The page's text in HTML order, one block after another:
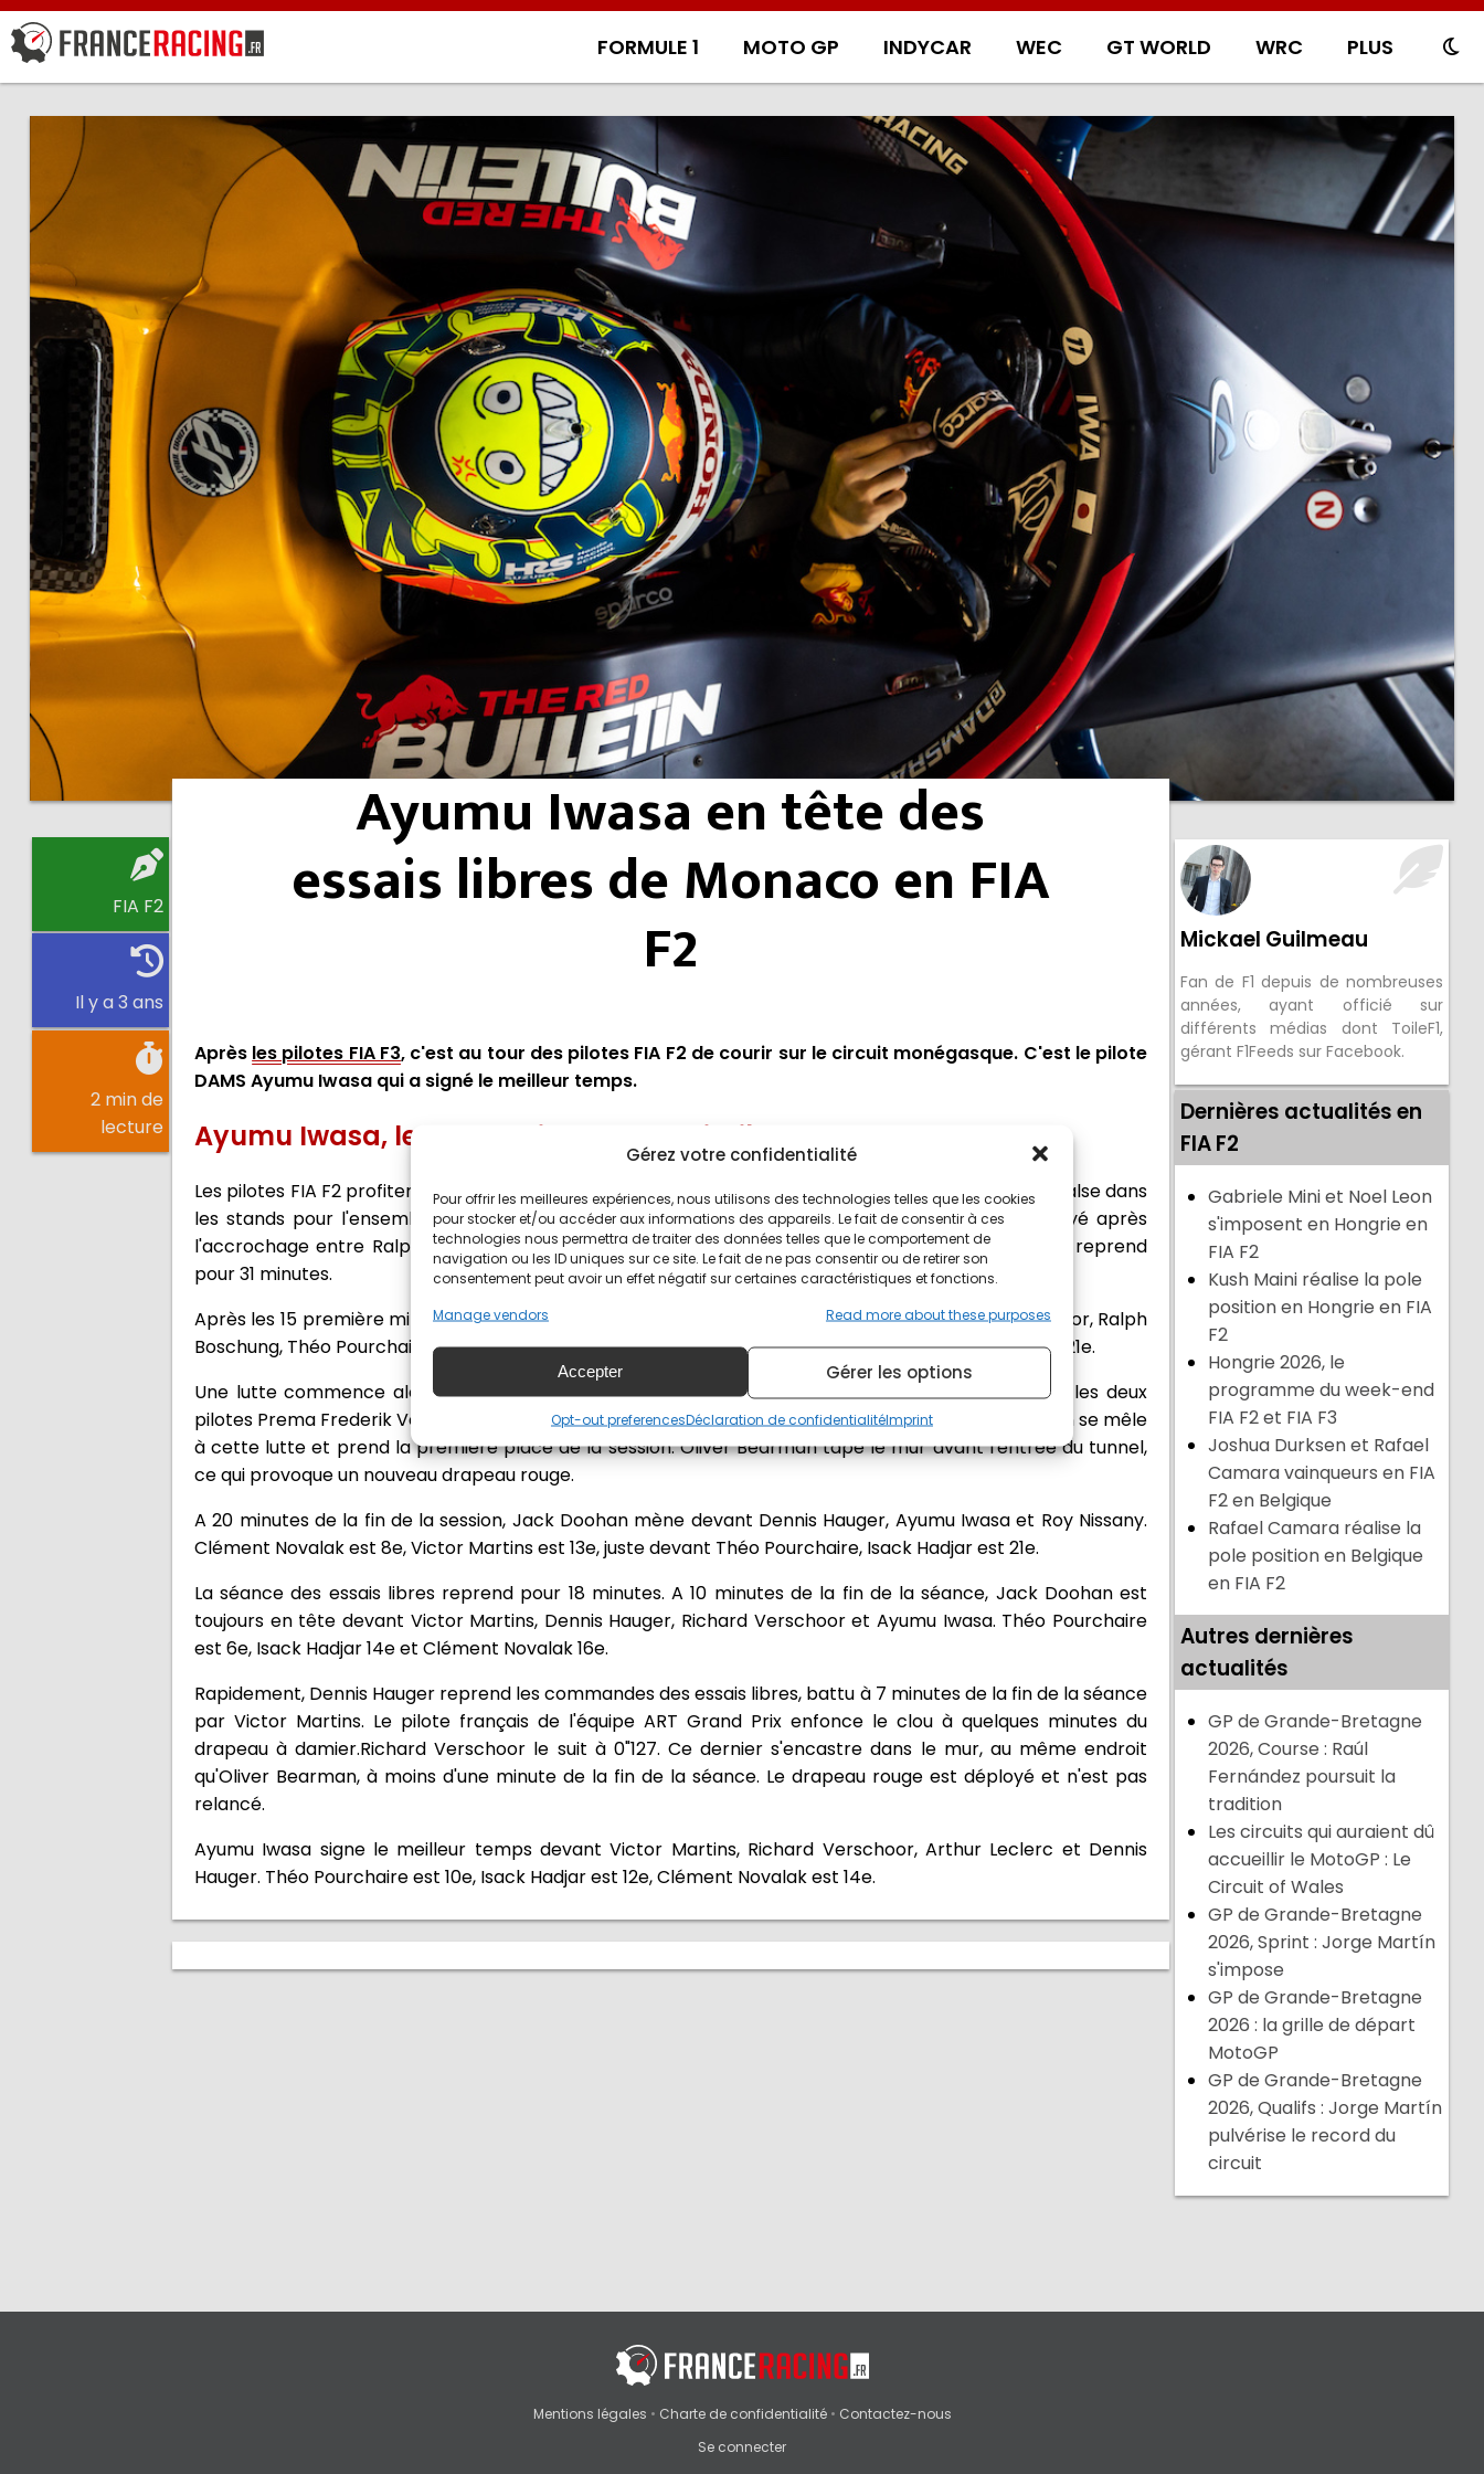
Gérez votre confidentialité
Pour offrir les meilleures expériences, nous utilisons des technologies telles que les cookies
pour stocker et/ou accéder aux informations des appareils. Le fait de consentir à ces
technologies nous permettra de traiter des données telles que le comportement de
navigation ou les ID uniques sur ce site. Le fait de ne pas consentir ou de retirer son
consentement peut avoir un effet négatif sur certaines caractéristiques et fonctions.
Manage vendors
Read more about these purposes
Accepter Gérer les options
Opt-out preferencesDéclaration de confidentialitéImprint
FORMULE 1 MOTO GP INDYCAR WEC GT WORLD WRC PLUS
FIA F2
Il y a 3 ans
2 min de
lecture
Ayumu Iwasa en tête des
essais libres de Monaco en FIA
F2
Après les pilotes FIA F3, c'est au tour des pilotes FIA F2 de courir sur le circuit monégasque. C'est le pilote
DAMS Ayumu Iwasa qui a signé le meilleur temps.
Ayumu Iwasa, le plus rapide des essais libres FIA F2
Les pilotes FIA F2 profitent d'une piste sèche pour les essais libres. Les premières minutes sont une valse dans
les stands pour l'ensemble des pilotes. Le premier drapeau rouge du week-end FIA F2 est déployé après
l'accrochage entre Ralph Boschung et Roman Stanek dans le dernier virage du circuit. La session reprend
pour 31 minutes.
Après les 15 première minutes, Frederik Vesti occupe la tête du classement devant Richard Verschoor, Ralph
Boschung, Théo Pourchaire et Kush Maini. Clément Novalak est 7e, Victor Martins 14e et Isack Hadjar 21e.
Une lutte commence alors entre les pilotes MP Motorsport Dennis Hauger et Jehan Daruvala et les deux
pilotes Prema Frederik Vesti et Oliver Bearman pour la première place des essais libres. Jack Doohan se mêle
à cette lutte et prend la première place de la session. Oliver Bearman tape le mur avant l'entrée du tunnel,
ce qui provoque un nouveau drapeau rouge.
A 20 minutes de la fin de la session, Jack Doohan mène devant Dennis Hauger, Ayumu Iwasa et Roy Nissany.
Clément Novalak est 8e, Victor Martins est 13e, juste devant Théo Pourchaire, Isack Hadjar est 21e.
La séance des essais libres reprend pour 18 minutes. A 10 minutes de la fin de la séance, Jack Doohan est
toujours en tête devant Victor Martins, Dennis Hauger, Richard Verschoor et Ayumu Iwasa. Théo Pourchaire
est 6e, Isack Hadjar 14e et Clément Novalak 16e.
Rapidement, Dennis Hauger reprend les commandes des essais libres, battu à 7 minutes de la fin de la séance
par Victor Martins. Le pilote français de l'équipe ART Grand Prix enfonce le clou à quelques minutes du
drapeau à damier.Richard Verschoor le suit à 0"127. Ce dernier s'encastre dans le mur, au même endroit
qu'Oliver Bearman, à moins d'une minute de la fin de la séance. Le drapeau rouge est déployé et n'est pas
relancé.
Ayumu Iwasa signe le meilleur temps devant Victor Martins, Richard Verschoor, Arthur Leclerc et Dennis
Hauger. Théo Pourchaire est 10e, Isack Hadjar est 12e, Clément Novalak est 14e.
Mickael Guilmeau
Fan de F1 depuis de nombreuses
années, ayant officié sur
différents médias dont ToileF1,
gérant F1Feeds sur Facebook.
Dernières actualités en
FIA F2
Gabriele Mini et Noel Leon
s'imposent en Hongrie en
FIA F2
Kush Maini réalise la pole
position en Hongrie en FIA
F2
Hongrie 2026, le
programme du week-end
FIA F2 et FIA F3
Joshua Durksen et Rafael
Camara vainqueurs en FIA
F2 en Belgique
Rafael Camara réalise la
pole position en Belgique
en FIA F2
Autres dernières
actualités
GP de Grande-Bretagne
2026, Course : Raúl
Fernández poursuit la
tradition
Les circuits qui auraient dû
accueillir le MotoGP : Le
Circuit of Wales
GP de Grande-Bretagne
2026, Sprint : Jorge Martín
s'impose
GP de Grande-Bretagne
2026 : la grille de départ
MotoGP
GP de Grande-Bretagne
2026, Qualifs : Jorge Martín
pulvérise le record du
circuit
Mentions légales • Charte de confidentialité• Contactez-nous
Se connecter